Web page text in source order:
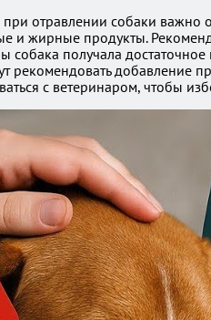
отравлении собаки
жирные продукты.
собака получала
рекомендовать
с ветеринаром, чтобы